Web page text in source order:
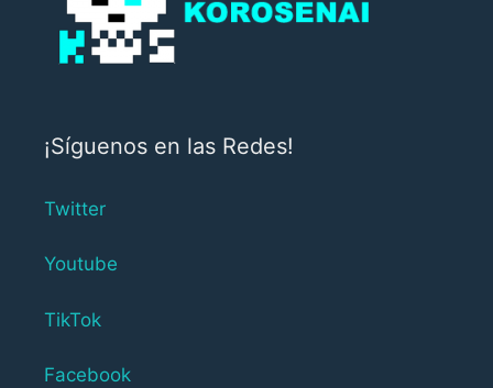
¡Síguenos en las Redes!
Twitter
Youtube
TikTok
Facebook